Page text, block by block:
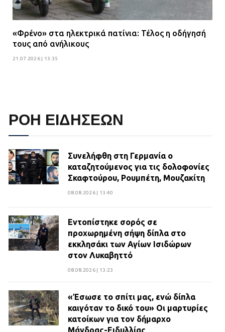
«Φρένο» στα ηλεκτρικά πατίνια: Τέλος η οδήγησή
τους από ανήλικους
21.07.2026 | 13:35
ΡΟΗ ΕΙΔΗΣΕΩΝ
Συνελήφθη στη Γερμανία ο
καταζητούμενος για τις δολοφονίες
Σκαφτούρου, Ρουμπέτη, Μουζακίτη
08.08.2026 | 13:40
Εντοπίστηκε σορός σε
προχωρημένη σήψη δίπλα στο
εκκλησάκι των Αγίων Ισιδώρων
στον Λυκαβηττό
08.08.2026 | 13:23
«Έσωσε το σπίτι μας, ενώ δίπλα
καιγόταν το δικό του» Οι μαρτυρίες
κατοίκων για τον δήμαρχο
Μάνδρας-Ειδυλλίας